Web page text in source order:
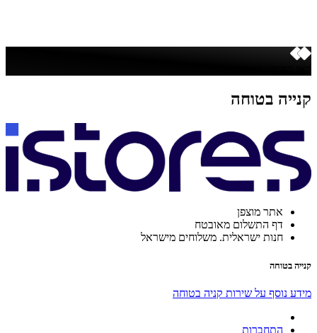
קנייה בטוחה
אתר מוצפן
דף התשלום מאובטח
חנות ישראלית. משלוחים מישראל
קנייה בטוחה
מידע נוסף על שירות קניה בטוחה
התחברות